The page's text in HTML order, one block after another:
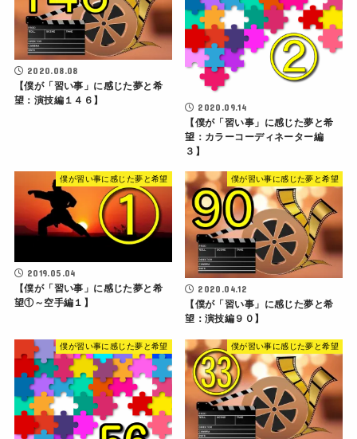
2020.08.08
【僕が「習い事」に感じた夢と希
望：演技編１４６】
2020.09.14
【僕が「習い事」に感じた夢と希
望：カラーコーディネーター編
３】
僕が習い事に感じた夢と希望
2019.05.04
【僕が「習い事」に感じた夢と希
望①～空手編１】
僕が習い事に感じた夢と希望
2020.04.12
【僕が「習い事」に感じた夢と希
望：演技編９０】
僕が習い事に感じた夢と希望 僕が習い事に感じた夢と希望